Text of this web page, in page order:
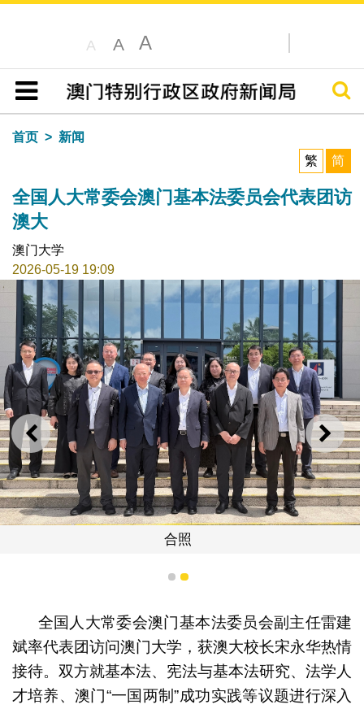
A A A
目录
搜寻
首页
新闻
繁
简
全国人大常委会澳门基本法委员会代表团访
澳大
澳门大学
2026-05-19 19:09
上一则 下一
合照
1 2
全国人大常委会澳门基本法委员会副主任雷建
斌率代表团访问澳门大学，获澳大校长宋永华热情
接待。双方就基本法、宪法与基本法研究、法学人
才培养、澳门“一国两制”成功实践等议题进行深入